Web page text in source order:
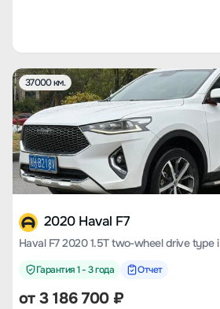
37000 км.
2020 Haval F7
Haval F7 2020 1.5T two-wheel drive type i
Гарантия 1 - 3 года Отчет
от3 186 700₽